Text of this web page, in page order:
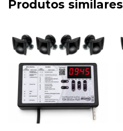
Produtos similares